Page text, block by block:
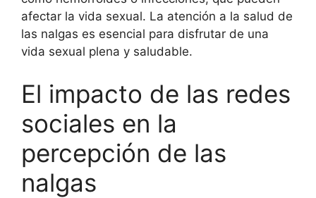
afectar la vida sexual. La atención a la salud de
las nalgas es esencial para disfrutar de una
vida sexual plena y saludable.
El impacto de las redes
sociales en la
percepción de las
nalgas